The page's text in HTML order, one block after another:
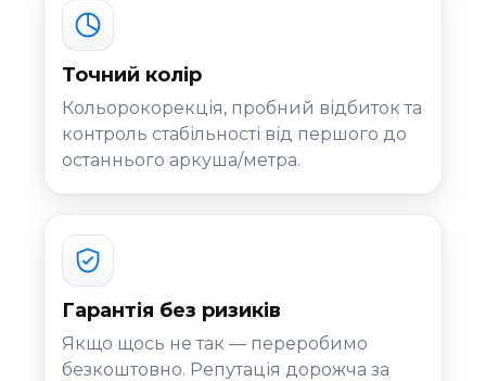
Точний колір
Кольорокорекція, пробний відбиток та
контроль стабільності від першого до
останнього аркуша/метра.
Гарантія без ризиків
Якщо щось не так — переробимо
безкоштовно. Репутація дорожча за